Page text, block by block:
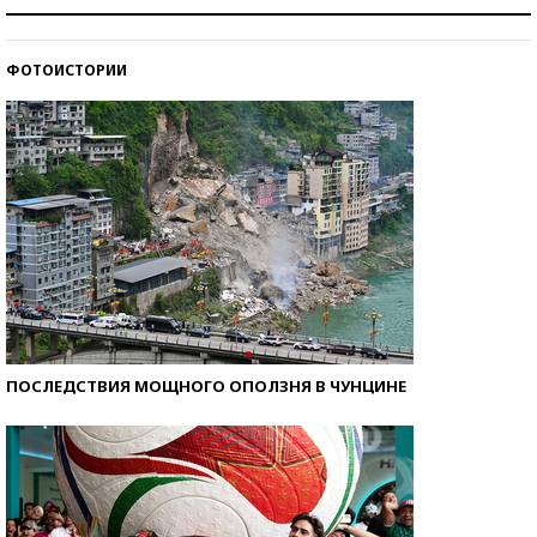
ФОТОИСТОРИИ
ПОСЛЕДСТВИЯ МОЩНОГО ОПОЛЗНЯ В ЧУНЦИНЕ